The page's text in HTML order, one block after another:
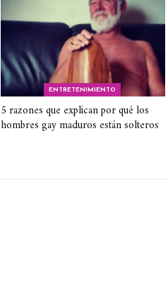
ENTRETENIMIENTO
5 razones que explican por qué los
hombres gay maduros están solteros